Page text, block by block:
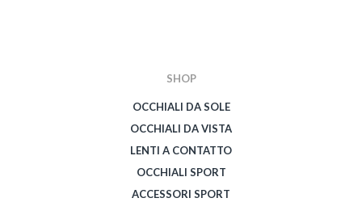
SHOP
OCCHIALI DA SOLE
OCCHIALI DA VISTA
LENTI A CONTATTO
OCCHIALI SPORT
ACCESSORI SPORT